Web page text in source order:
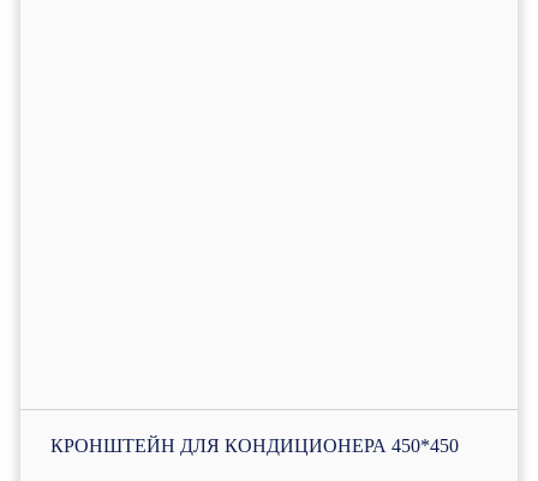
КРОНШТЕЙН ДЛЯ КОНДИЦИОНЕРА 450*450